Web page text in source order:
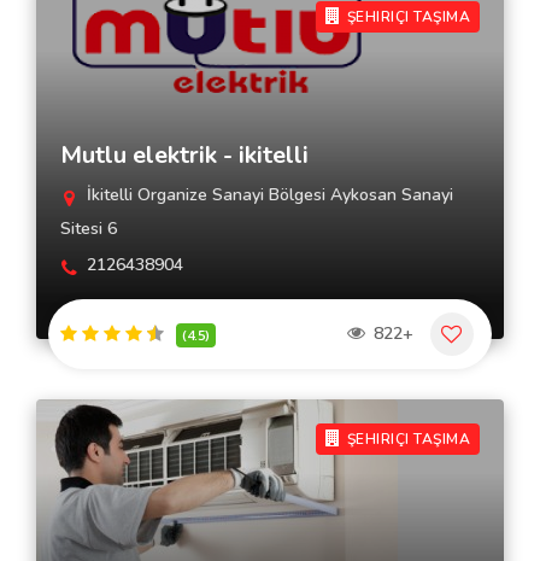
ŞEHIRIÇI TAŞIMA
Mutlu elektrik - ikitelli
İkitelli Organize Sanayi Bölgesi Aykosan Sanayi
Sitesi 6
2126438904
(4.5) 822+
ŞEHIRIÇI TAŞIMA